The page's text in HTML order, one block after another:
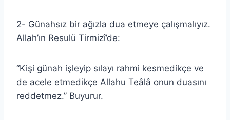
2- Günahsız bir ağızla dua etmeye çalışmalıyız.
Allah’ın Resulü Tirmizî’de:
“Kişi günah işleyip sılayı rahmi kesmedikçe ve
de acele etmedikçe Allahu Teâlâ onun duasını
reddetmez.” Buyurur.